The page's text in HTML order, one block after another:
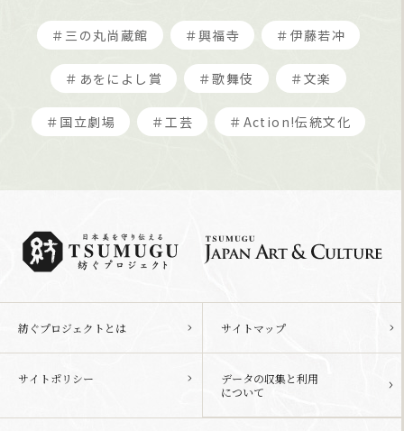
＃三の丸尚蔵館 ＃興福寺 ＃伊藤若冲
＃あをによし賞 ＃歌舞伎 ＃文楽
＃国立劇場 ＃工芸 ＃Action!伝統文化
紡ぐプロジェクトとは サイトマップ
サイトポリシー
データの収集と利用
について